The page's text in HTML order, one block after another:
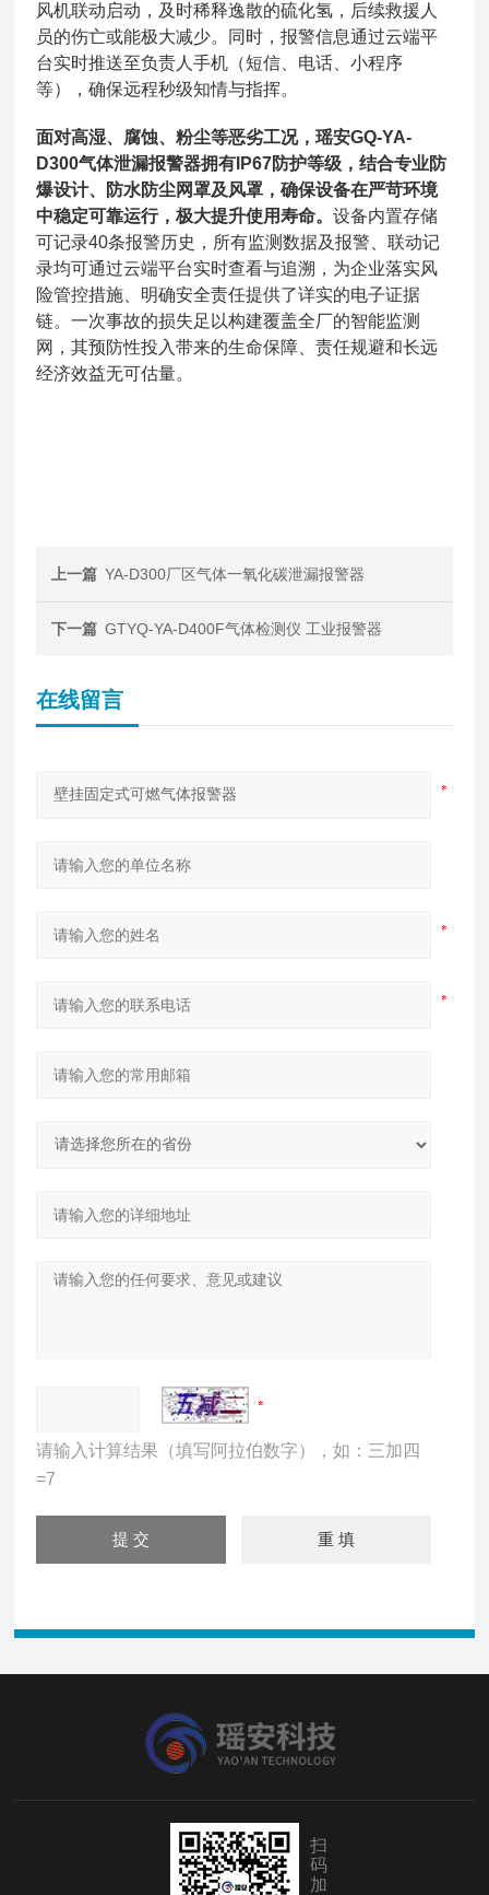
风机联动启动，及时稀释逸散的硫化氢，后续救援人
员的伤亡或能极大减少。同时，报警信息通过云端平
台实时推送至负责人手机（短信、电话、小程序
等），确保远程秒级知情与指挥。
面对高湿、腐蚀、粉尘等恶劣工况，瑶安GQ-YA-
D300气体泄漏报警器拥有IP67防护等级，结合专业防
爆设计、防水防尘网罩及风罩，确保设备在严苛环境
中稳定可靠运行，极大提升使用寿命。设备内置存储
可记录40条报警历史，所有监测数据及报警、联动记
录均可通过云端平台实时查看与追溯，为企业落实风
险管控措施、明确安全责任提供了详实的电子证据
链。一次事故的损失足以构建覆盖全厂的智能监测
网，其预防性投入带来的生命保障、责任规避和长远
经济效益无可估量。
上一篇 YA-D300厂区气体一氧化碳泄漏报警器
下一篇 GTYQ-YA-D400F气体检测仪 工业报警器
在线留言
请输入计算结果（填写阿拉伯数字），如：三加四
=7
扫
码
加